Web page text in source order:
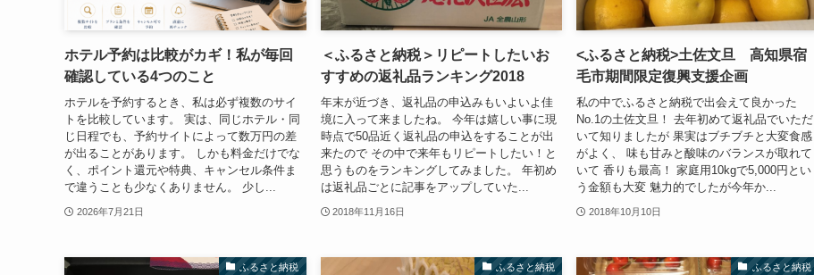
ホテル予約は比較がカギ！私が毎回
確認している4つのこと
ホテルを予約するとき、私は必ず複数のサイ
トを比較しています。 実は、同じホテル・同
じ日程でも、予約サイトによって数万円の差
が出ることがあります。 しかも料金だけでな
く、ポイント還元や特典、キャンセル条件ま
で違うことも少なくありません。 少し...
2026年7月21日
＜ふるさと納税＞リピートしたいお
すすめの返礼品ランキング2018
年末が近づき、返礼品の申込みもいよいよ佳
境に入って来ましたね。 今年は嬉しい事に現
時点で50品近く返礼品の申込をすることが出
来たので その中で来年もリピートしたい！と
思うものをランキングしてみました。 年初め
は返礼品ごとに記事をアップしていた...
2018年11月16日
<ふるさと納税>土佐文旦 高知県宿
毛市期間限定復興支援企画
私の中でふるさと納税で出会えて良かった
No.1の土佐文旦！ 去年初めて返礼品でいただ
いて知りましたが 果実はブチブチと大変食感
がよく、 味も甘みと酸味のバランスが取れて
いて 香りも最高！ 家庭用10kgで5,000円とい
う金額も大変 魅力的でしたが今年か...
2018年10月10日
ふるさと納税 ふるさと納税 ふるさと納税